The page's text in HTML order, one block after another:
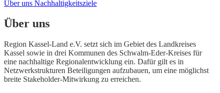
Über uns Nachhaltigkeitsziele
Über uns
Region Kassel-Land e.V. setzt sich im Gebiet des Landkreises
Kassel sowie in drei Kommunen des Schwalm-Eder-Kreises für
eine nachhaltige Regionalentwicklung ein. Dafür gilt es in
Netzwerkstrukturen Beteiligungen aufzubauen, um eine möglichst
breite Stakeholder-Mitwirkung zu erreichen.